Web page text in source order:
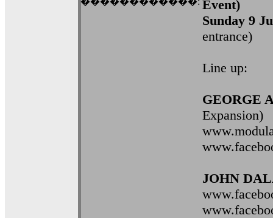
Event)
Sunday 9
entrance)
Line up:
GEORGE
Expansion)
JOHN